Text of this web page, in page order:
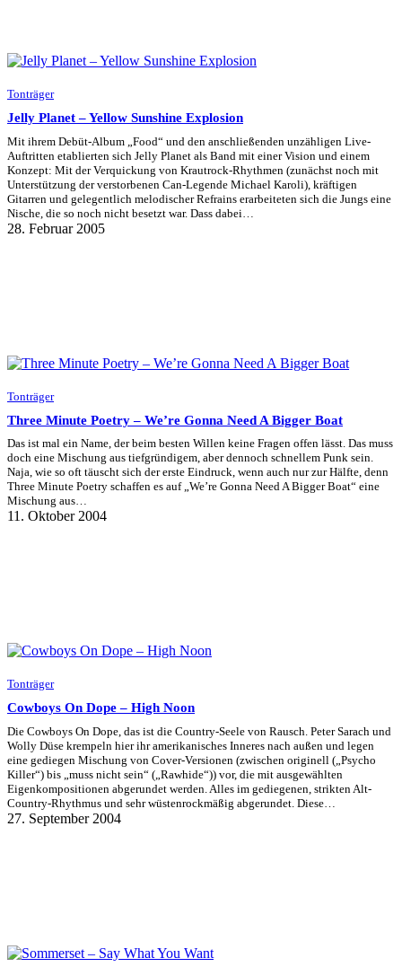
Tonträger
Jelly Planet – Yellow Sunshine Explosion
Mit ihrem Debüt-Album „Food“ und den anschließenden unzähligen Live-
Auftritten etablierten sich Jelly Planet als Band mit einer Vision und einem
Konzept: Mit der Verquickung von Krautrock-Rhythmen (zunächst noch mit
Unterstützung der verstorbenen Can-Legende Michael Karoli), kräftigen
Gitarren und gelegentlich melodischer Refrains erarbeiteten sich die Jungs eine
Nische, die so noch nicht besetzt war. Dass dabei…
28. Februar 2005
Tonträger
Three Minute Poetry – We’re Gonna Need A Bigger Boat
Das ist mal ein Name, der beim besten Willen keine Fragen offen lässt. Das muss
doch eine Mischung aus tiefgründigem, aber dennoch schnellem Punk sein.
Naja, wie so oft täuscht sich der erste Eindruck, wenn auch nur zur Hälfte, denn
Three Minute Poetry schaffen es auf „We’re Gonna Need A Bigger Boat“ eine
Mischung aus…
11. Oktober 2004
Tonträger
Cowboys On Dope – High Noon
Die Cowboys On Dope, das ist die Country-Seele von Rausch. Peter Sarach und
Wolly Düse krempeln hier ihr amerikanisches Inneres nach außen und legen
eine gediegen Mischung von Cover-Versionen (zwischen originell („Psycho
Killer“) bis „muss nicht sein“ („Rawhide“)) vor, die mit ausgewählten
Eigenkompositionen abgerundet werden. Alles im gediegenen, strikten Alt-
Country-Rhythmus und sehr wüstenrockmäßig abgerundet. Diese…
27. September 2004